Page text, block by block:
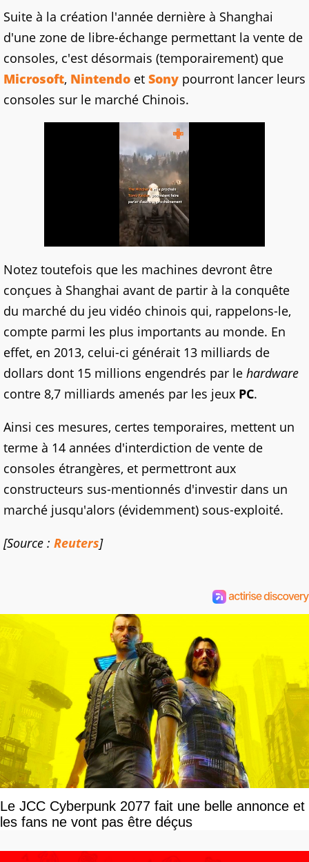
Suite à la création l'année dernière à Shanghai
d'une zone de libre-échange permettant la vente de
consoles, c'est désormais (temporairement) que
Microsoft, Nintendo et Sony pourront lancer leurs
consoles sur le marché Chinois.
Notez toutefois que les machines devront être
conçues à Shanghai avant de partir à la conquête
du marché du jeu vidéo chinois qui, rappelons-le,
compte parmi les plus importants au monde. En
effet, en 2013, celui-ci générait 13 milliards de
dollars dont 15 millions engendrés par le hardware
contre 8,7 milliards amenés par les jeux PC.
Ainsi ces mesures, certes temporaires, mettent un
terme à 14 années d'interdiction de vente de
consoles étrangères, et permettront aux
constructeurs sus-mentionnés d'investir dans un
marché jusqu'alors (évidemment) sous-exploité.
[Source : Reuters]
Le JCC Cyberpunk 2077 fait une belle annonce et
les fans ne vont pas être déçus